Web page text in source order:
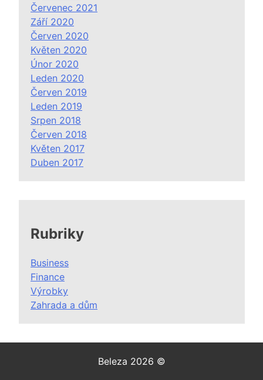
Červenec 2021
Září 2020
Červen 2020
Květen 2020
Únor 2020
Leden 2020
Červen 2019
Leden 2019
Srpen 2018
Červen 2018
Květen 2017
Duben 2017
Rubriky
Business
Finance
Výrobky
Zahrada a dům
Beleza 2026 ©